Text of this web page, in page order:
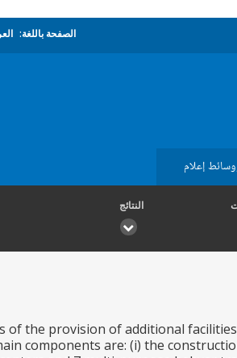
الصفحة باللغة:
إعلام
النتائج
of the provision of additional
components are: (i) the